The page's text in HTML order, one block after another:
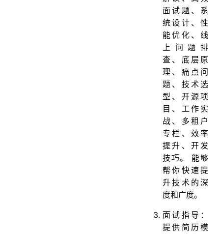
面试题、系
统设计、性
能优化、线
上问题排
查、底层原
理、痛点问
题、技术选
型、开源项
目、工作实
战、多租户
专栏、效率
提升、开发
技巧。 能够
帮你快速提
升技术的深
度和广度。
面试指导：
提供简历模